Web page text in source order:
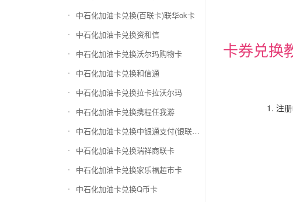
中石化加油卡兑换(百联卡)联华ok卡
中石化加油卡兑换资和信
中石化加油卡兑换沃尔玛购物卡
中石化加油卡兑换和信通
中石化加油卡兑换拉卡拉沃尔玛
中石化加油卡兑换携程任我游
中石化加油卡兑换中银通支付(银联购物卡)
中石化加油卡兑换瑞祥商联卡
中石化加油卡兑换家乐福超市卡
中石化加油卡兑换Q币卡
卡券兑换
1. 注